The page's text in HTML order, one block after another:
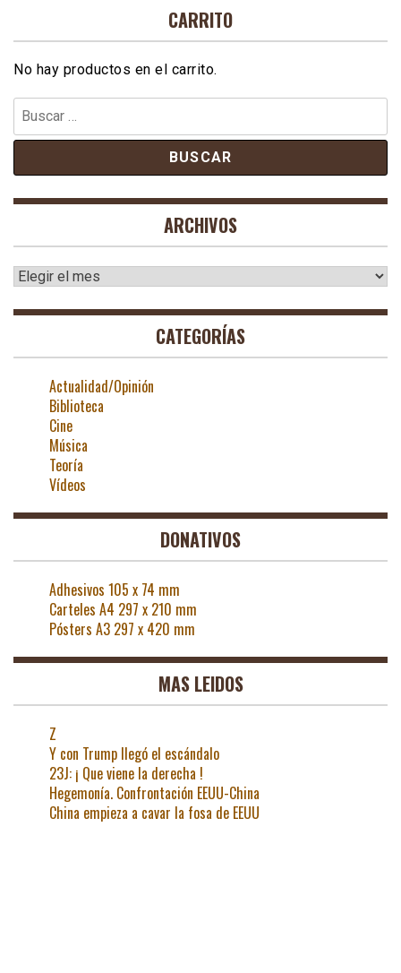
CARRITO
No hay productos en el carrito.
Buscar:
ARCHIVOS
Archivos
CATEGORÍAS
Actualidad/Opinión
Biblioteca
Cine
Música
Teoría
Vídeos
DONATIVOS
Adhesivos 105 x 74 mm
Carteles A4 297 x 210 mm
Pósters A3 297 x 420 mm
MAS LEIDOS
Z
Y con Trump llegó el escándalo
23J: ¡ Que viene la derecha !
Hegemonía. Confrontación EEUU-China
China empieza a cavar la fosa de EEUU